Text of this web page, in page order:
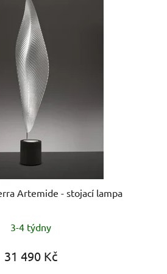
Artemide - stojací lampa
3-4 týdny
31 490 Kč